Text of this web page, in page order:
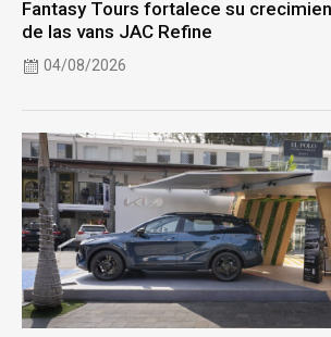
Fantasy Tours fortalece su
de las vans JAC Refine
04/08/2026